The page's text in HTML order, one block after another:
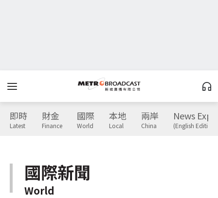
即時
Latest
財金
Finance
國際
World
本地
Local
兩岸
China
News
(English Edition)
國際新聞
World